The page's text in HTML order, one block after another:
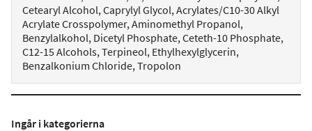
Cetearyl Alcohol, Caprylyl Glycol, Acrylates/C10-30 Alkyl
Acrylate Crosspolymer, Aminomethyl Propanol,
Benzylalkohol, Dicetyl Phosphate, Ceteth-10 Phosphate,
C12-15 Alcohols, Terpineol, Ethylhexylglycerin,
Benzalkonium Chloride, Tropolon
Ingår i kategorierna